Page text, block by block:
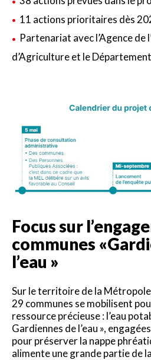
11 actions prioritaires dès
Partenariat avec l’Agence de
d’Agriculture et le
Focus sur
communes
l’eau »
Sur le territoire de la Métropole
29 communes se mobilisent
ressource précieuse : l’eau
Gardiennes de l’eau »,
pour préserver la nappe
alimente une grande partie de